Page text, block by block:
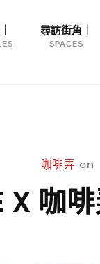
尋訪街角｜
SPACES
咖啡弄 on
X 咖